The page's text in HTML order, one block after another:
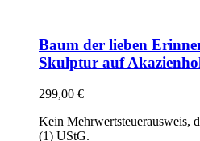
Baum der lieben
Skulptur auf
299,00 €
Kein Mehrwertsteuerausweis,
(1) UStG.